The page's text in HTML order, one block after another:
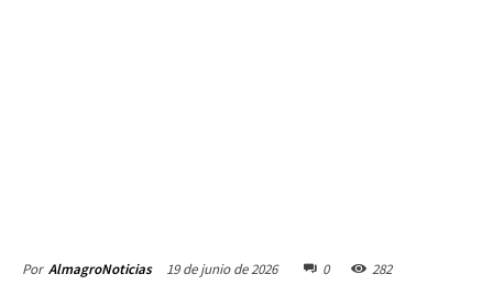
Por AlmagroNoticias 19 de junio de 2026 0 282